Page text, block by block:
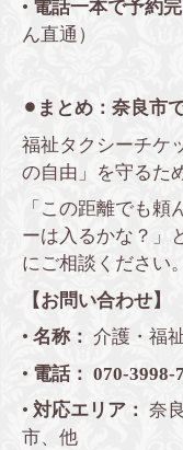
• 電話一本で予約完
ん直通）
⚫︎まとめ：奈良市
福祉タクシーチケ
の自由」を守るた
「この距離でも
ーは入るかな？」
にご相談ください。
【お問い合わせ】
• 名称： 介護・福
• 電話： 070-3998-
• 対応エリア： 奈
市、他